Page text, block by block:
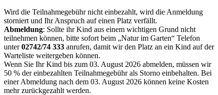
Wird die Teilnahmegebühr nicht einbezahlt, wird die Anmeldung
storniert und Ihr Anspruch auf einen Platz verfällt.
Abmeldung: Sollte ihr Kind aus einem wichtigen Grund nicht
teilnehmen können, bitte sofort beim „Natur im Garten“ Telefon
unter02742/74 333 anrufen, damit wir den Platz an ein Kind auf der
Warteliste weitergeben können.
Wenn Sie Ihr Kind bis zum 03. August 2026 abmelden, müssen wir
50 % der einbezahlten Teilnahmegebühr als Storno einbehalten. Bei
einer Abmeldung nach dem 03. August 2026 können keine Kosten
mehr zurückgezahlt werden.